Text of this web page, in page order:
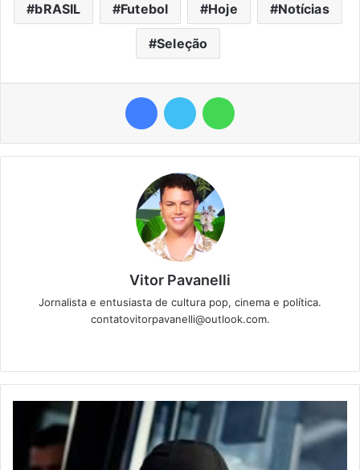
bRASIL Futebol Hoje Notícias
Seleção
FacebookTwitter
Vitor Pavanelli
Jornalista e entusiasta de cultura pop, cinema e política.
contatovitorpavanelli@outlook.com.